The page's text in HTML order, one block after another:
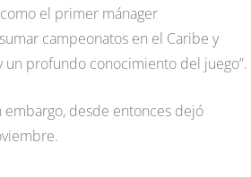
el primer mánager
campeonatos en el Caribe y
profundo conocimiento del juego”.
desde entonces dejó